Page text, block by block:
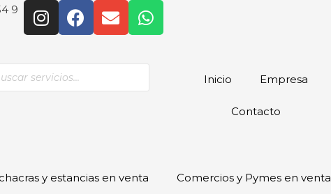
9
Inicio Empresa
Contacto
y estancias en venta Comercios y Pymes en venta